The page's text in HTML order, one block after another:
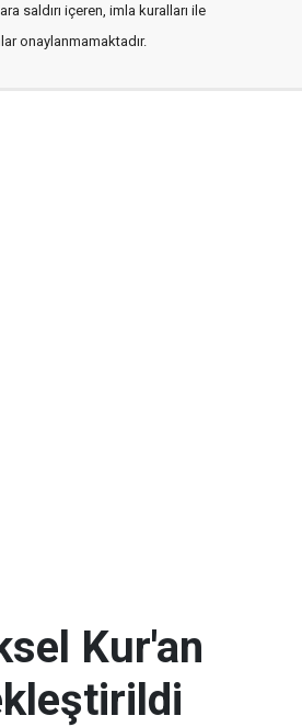
saldırı içeren, imla kuralları ile
onaylanmamaktadır.
Kur'an